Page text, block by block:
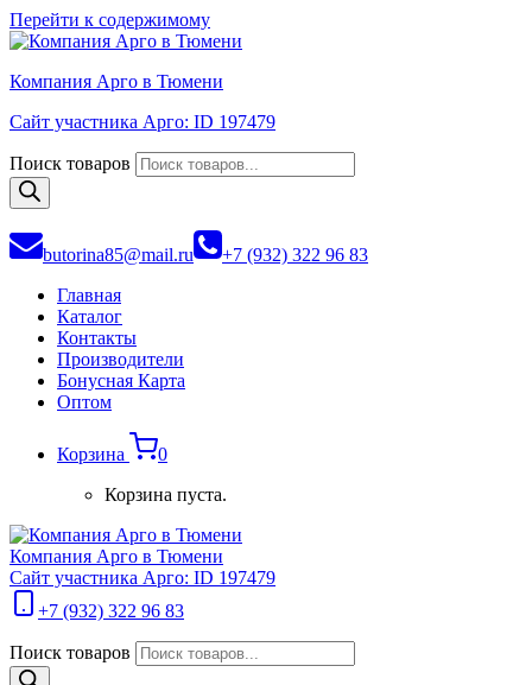
Перейти к содержимому
Компания Арго в Тюмени
Сайт участника Арго: ID 197479
Поиск товаров
butorina85@mail.ru
+7 (932) 322 96 83
Главная
Каталог
Контакты
Производители
Бонусная Карта
Оптом
Корзина
0
Корзина пуста.
Компания Арго в Тюмени
Сайт участника Арго: ID 197479
+7 (932) 322 96 83
Поиск товаров